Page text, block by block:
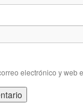
electrónico y web